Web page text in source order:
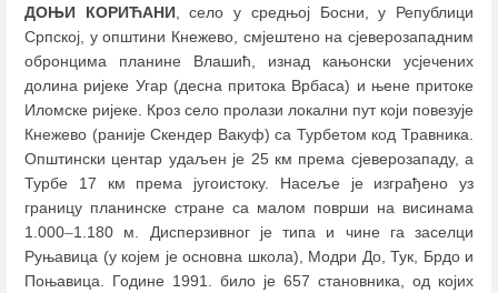
ДОЊИ КОРИЋАНИ, село у средњој Босни, у Републици
Српској, у општини Кнежево, смјештено на сјеверозападним
обронцима планине Влашић, изнад кањонски усјечених
долина ријеке Угар (десна притока Врбаса) и њене притоке
Иломске ријеке. Кроз село пролази локални пут који повезује
Кнежево (раније Скендер Вакуф) са Турбетом код Травника.
Општински центар удаљен је 25 км према сјеверозападу, а
Турбе 17 км према југоистоку. Насеље је изграђено уз
границу планинске стране са малом површи на висинама
1.000–1.180 м. Дисперзивног је типа и чине га заселци
Руњавица (у којем је основна школа), Модри До, Тук, Брдо и
Поњавица. Године 1991. било је 657 становника, од којих